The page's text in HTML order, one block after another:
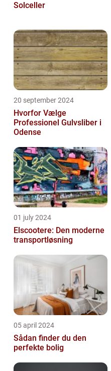
Solceller
20 september 2024
Hvorfor Vælge
Professionel Gulvsliber i
Odense
01 july 2024
Elscootere: Den moderne
transportløsning
05 april 2024
Sådan finder du den
perfekte bolig